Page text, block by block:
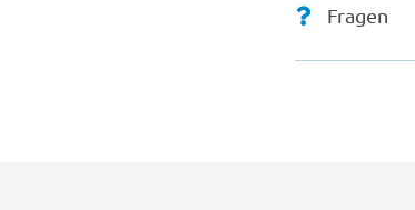
Fragen